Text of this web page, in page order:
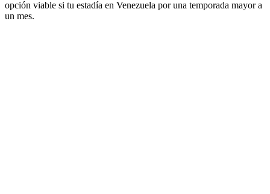
opción viable si tu estadía en Venezuela por una temporada mayor a
un mes.